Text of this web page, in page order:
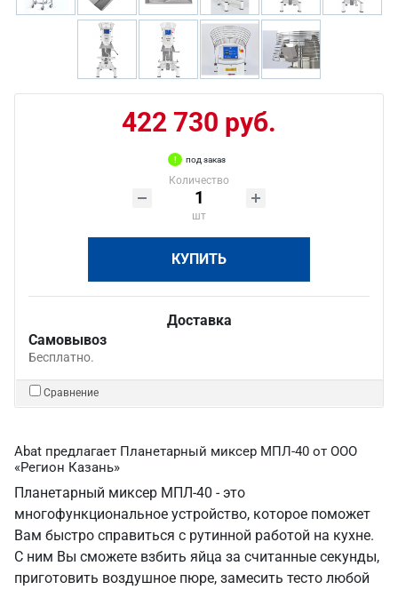
422 730 руб.
под заказ
Количество
шт
КУПИТЬ
Доставка
Самовывоз
Бесплатно.
Сравнение
Abat предлагает Планетарный миксер МПЛ-40 от ООО
«Регион Казань»
Планетарный миксер МПЛ-40 - это
многофункциональное устройство, которое поможет
Вам быстро справиться с рутинной работой на кухне.
С ним Вы сможете взбить яйца за считанные секунды,
приготовить воздушное пюре, замесить тесто любой